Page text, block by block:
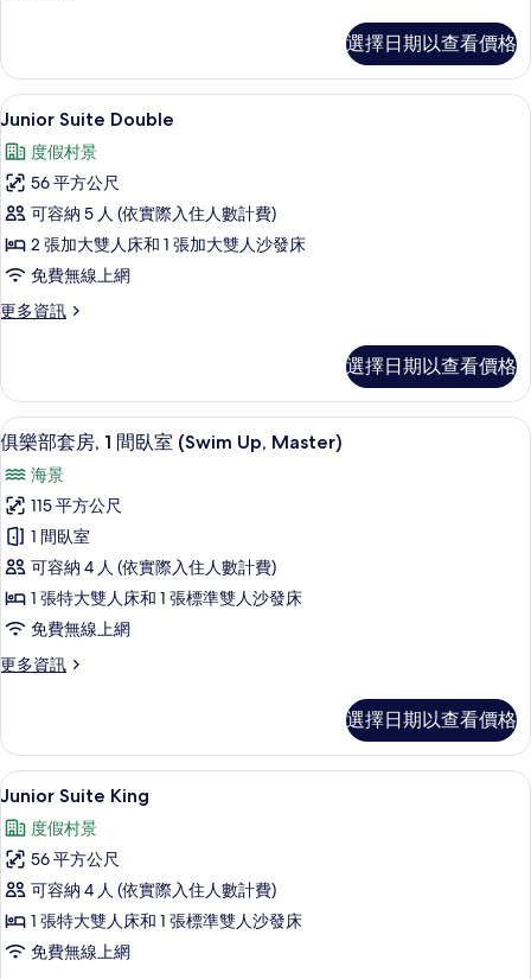
相
片
Junior
Suite
King
詳
情
選擇日期以查看價格
顯
示
Junior
Suite
Double
的
所
有
高級寢具、羽絨被、舒適加層、免費迷
4
Junior Suite Double
度假村景
56 平方公尺
可容納 5 人 (依實際入住人數計費)
2 張加大雙人床和 1 張加大雙人沙發床
免費無線上網
更多資訊
更
Double
的
詳
選擇日期以查看價格
顯
示
俱
樂
部
套
房,
間
室
(Swim
Up,
Master)
的
所
有
相
高級寢具、羽絨被、舒適加層、免費迷
8
俱樂部套房, 1 間臥室 (Swim Up, Master)
海景
115 平方公尺
1 間臥室
可容納 4 人 (依實際入住人數計費)
1 張特大雙人床和 1 張標準雙人沙發床
免費無線上網
更多資訊
更
部
套
房,
間
臥
(Swim
Up,
Master)
的
選擇日期以查看價格
顯
示
Junior
Suite
King
的
所
高級寢具、羽絨被、舒適加層、免費迷
4
Junior Suite King
度假村景
56 平方公尺
可容納 4 人 (依實際入住人數計費)
1 張特大雙人床和 1 張標準雙人沙發床
免費無線上網